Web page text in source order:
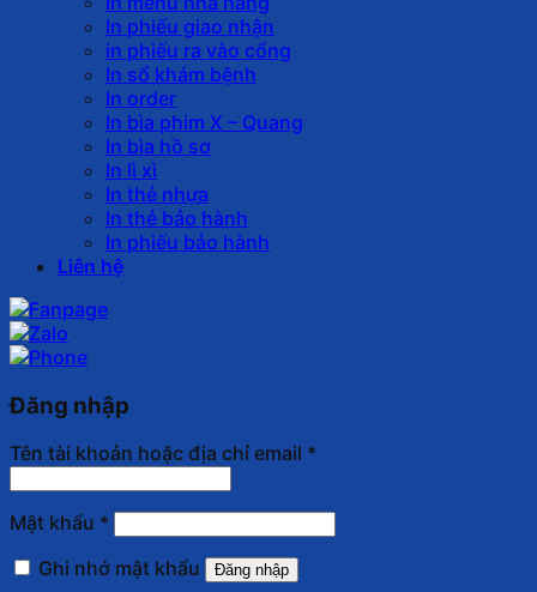
In phiếu giao nhận
in phiếu ra vào cổng
In sổ khám bệnh
In order
In bìa phim X – Quang
In bìa hồ sơ
In lì xì
In thẻ nhựa
In thẻ bảo hành
In phiếu bảo hành
Liên hệ
Đăng nhập
Tên tài khoản hoặc địa chỉ email *
Mật khẩu *
Ghi nhớ mật khẩu
Đăng nhập